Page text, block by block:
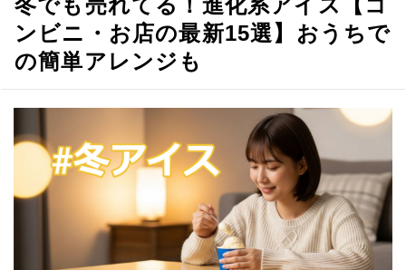
冬でも売れてる！進化系アイス【コ
ンビニ・お店の最新15選】おうちで
の簡単アレンジも